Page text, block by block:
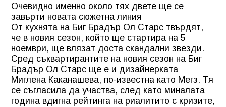
Очевидно именно около тях двете ще се
завърти новата сюжетна линия
От кухнята на Биг Брадър Ол Старс твърдят,
че в новия сезон, който ще стартира на 5
ноември, ще влязат доста скандални звезди.
Сред съквартирантите на новия сезон на Биг
Брадър Ол Старс ще е и дизайнерката
Миглена Каканашева, по-известна като Мегз. Тя
се съгласила да участва, след като миналата
година вдигна рейтинга на риалитито с кризите,